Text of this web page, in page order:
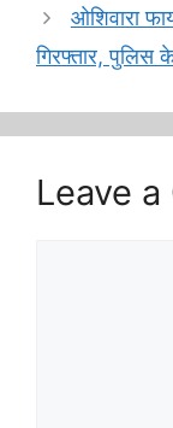
ओशिवारा
गिरफ्तार, पुलिस
Leave